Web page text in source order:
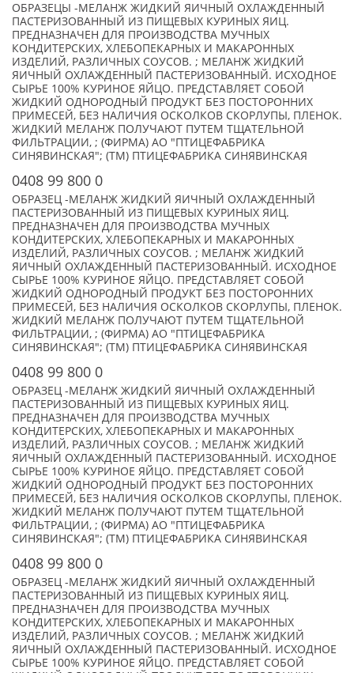
ОБРАЗЕЦЫ -МЕЛАНЖ ЖИДКИЙ ЯИЧНЫЙ ОХЛАЖДЕННЫЙ
ПАСТЕРИЗОВАННЫЙ ИЗ ПИЩЕВЫХ КУРИНЫХ ЯИЦ.
ПРЕДНАЗНАЧЕН ДЛЯ ПРОИЗВОДСТВА МУЧНЫХ
КОНДИТЕРСКИХ, ХЛЕБОПЕКАРНЫХ И МАКАРОННЫХ
ИЗДЕЛИЙ, РАЗЛИЧНЫХ СОУСОВ. ; МЕЛАНЖ ЖИДКИЙ
ЯИЧНЫЙ ОХЛАЖДЕННЫЙ ПАСТЕРИЗОВАННЫЙ. ИСХОДНОЕ
СЫРЬЕ 100% КУРИНОЕ ЯЙЦО. ПРЕДСТАВЛЯЕТ СОБОЙ
ЖИДКИЙ ОДНОРОДНЫЙ ПРОДУКТ БЕЗ ПОСТОРОННИХ
ПРИМЕСЕЙ, БЕЗ НАЛИЧИЯ ОСКОЛКОВ СКОРЛУПЫ, ПЛЕНОК.
ЖИДКИЙ МЕЛАНЖ ПОЛУЧАЮТ ПУТЕМ ТЩАТЕЛЬНОЙ
ФИЛЬТРАЦИИ, ; (ФИРМА) АО "ПТИЦЕФАБРИКА
СИНЯВИНСКАЯ"; (TM) ПТИЦЕФАБРИКА СИНЯВИНСКАЯ
0408 99 800 0
ОБРАЗЕЦ -МЕЛАНЖ ЖИДКИЙ ЯИЧНЫЙ ОХЛАЖДЕННЫЙ
ПАСТЕРИЗОВАННЫЙ ИЗ ПИЩЕВЫХ КУРИНЫХ ЯИЦ.
ПРЕДНАЗНАЧЕН ДЛЯ ПРОИЗВОДСТВА МУЧНЫХ
КОНДИТЕРСКИХ, ХЛЕБОПЕКАРНЫХ И МАКАРОННЫХ
ИЗДЕЛИЙ, РАЗЛИЧНЫХ СОУСОВ. ; МЕЛАНЖ ЖИДКИЙ
ЯИЧНЫЙ ОХЛАЖДЕННЫЙ ПАСТЕРИЗОВАННЫЙ. ИСХОДНОЕ
СЫРЬЕ 100% КУРИНОЕ ЯЙЦО. ПРЕДСТАВЛЯЕТ СОБОЙ
ЖИДКИЙ ОДНОРОДНЫЙ ПРОДУКТ БЕЗ ПОСТОРОННИХ
ПРИМЕСЕЙ, БЕЗ НАЛИЧИЯ ОСКОЛКОВ СКОРЛУПЫ, ПЛЕНОК.
ЖИДКИЙ МЕЛАНЖ ПОЛУЧАЮТ ПУТЕМ ТЩАТЕЛЬНОЙ
ФИЛЬТРАЦИИ, ; (ФИРМА) АО "ПТИЦЕФАБРИКА
СИНЯВИНСКАЯ"; (TM) ПТИЦЕФАБРИКА СИНЯВИНСКАЯ
0408 99 800 0
ОБРАЗЕЦ -МЕЛАНЖ ЖИДКИЙ ЯИЧНЫЙ ОХЛАЖДЕННЫЙ
ПАСТЕРИЗОВАННЫЙ ИЗ ПИЩЕВЫХ КУРИНЫХ ЯИЦ.
ПРЕДНАЗНАЧЕН ДЛЯ ПРОИЗВОДСТВА МУЧНЫХ
КОНДИТЕРСКИХ, ХЛЕБОПЕКАРНЫХ И МАКАРОННЫХ
ИЗДЕЛИЙ, РАЗЛИЧНЫХ СОУСОВ. ; МЕЛАНЖ ЖИДКИЙ
ЯИЧНЫЙ ОХЛАЖДЕННЫЙ ПАСТЕРИЗОВАННЫЙ. ИСХОДНОЕ
СЫРЬЕ 100% КУРИНОЕ ЯЙЦО. ПРЕДСТАВЛЯЕТ СОБОЙ
ЖИДКИЙ ОДНОРОДНЫЙ ПРОДУКТ БЕЗ ПОСТОРОННИХ
ПРИМЕСЕЙ, БЕЗ НАЛИЧИЯ ОСКОЛКОВ СКОРЛУПЫ, ПЛЕНОК.
ЖИДКИЙ МЕЛАНЖ ПОЛУЧАЮТ ПУТЕМ ТЩАТЕЛЬНОЙ
ФИЛЬТРАЦИИ, ; (ФИРМА) АО "ПТИЦЕФАБРИКА
СИНЯВИНСКАЯ"; (TM) ПТИЦЕФАБРИКА СИНЯВИНСКАЯ
0408 99 800 0
ОБРАЗЕЦ -МЕЛАНЖ ЖИДКИЙ ЯИЧНЫЙ ОХЛАЖДЕННЫЙ
ПАСТЕРИЗОВАННЫЙ ИЗ ПИЩЕВЫХ КУРИНЫХ ЯИЦ.
ПРЕДНАЗНАЧЕН ДЛЯ ПРОИЗВОДСТВА МУЧНЫХ
КОНДИТЕРСКИХ, ХЛЕБОПЕКАРНЫХ И МАКАРОННЫХ
ИЗДЕЛИЙ, РАЗЛИЧНЫХ СОУСОВ. ; МЕЛАНЖ ЖИДКИЙ
ЯИЧНЫЙ ОХЛАЖДЕННЫЙ ПАСТЕРИЗОВАННЫЙ. ИСХОДНОЕ
СЫРЬЕ 100% КУРИНОЕ ЯЙЦО. ПРЕДСТАВЛЯЕТ СОБОЙ